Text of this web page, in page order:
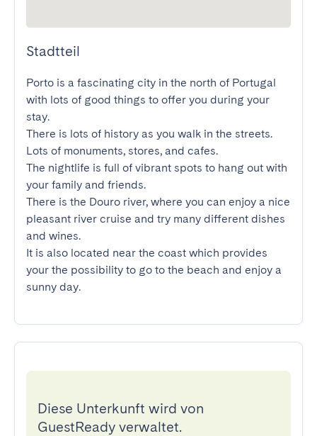
Stadtteil
Porto is a fascinating city in the north of Portugal
with lots of good things to offer you during your
stay.
There is lots of history as you walk in the streets.
Lots of monuments, stores, and cafes.
The nightlife is full of vibrant spots to hang out with
your family and friends.
There is the Douro river, where you can enjoy a nice
pleasant river cruise and try many different dishes
and wines.
It is also located near the coast which provides
your the possibility to go to the beach and enjoy a
sunny day.
Diese Unterkunft wird von
GuestReady verwaltet.